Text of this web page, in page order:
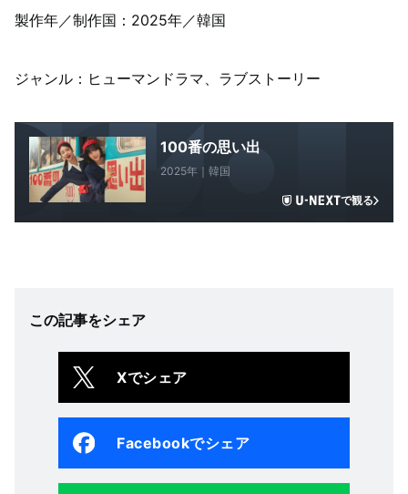
製作年／制作国：2025年／韓国
ジャンル：ヒューマンドラマ、ラブストーリー
100番の思い出
2025年｜韓国
で観る
この記事をシェア
Xでシェア
Facebookでシェア